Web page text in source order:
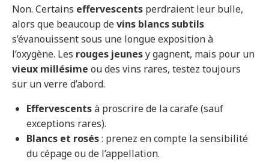
Non. Certains effervescents perdraient leur bulle,
alors que beaucoup devins blancs subtils
s’évanouissent sous une longue exposition à
l’oxygène. Les rouges jeunesy gagnent, mais pour un
vieux millésime ou des vins rares, testez toujours
sur un verre d’abord.
Effervescentsà proscrire de la carafe (sauf
exceptions rares).
Blancs et rosés: prenez en compte la sensibilité
du cépage ou de l’appellation.